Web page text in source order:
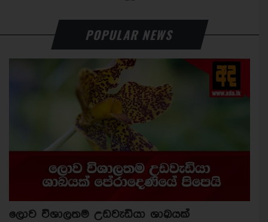
POPULAR NEWS
ලොව විශාලතම උඩවැඩියා ශාඛයක්